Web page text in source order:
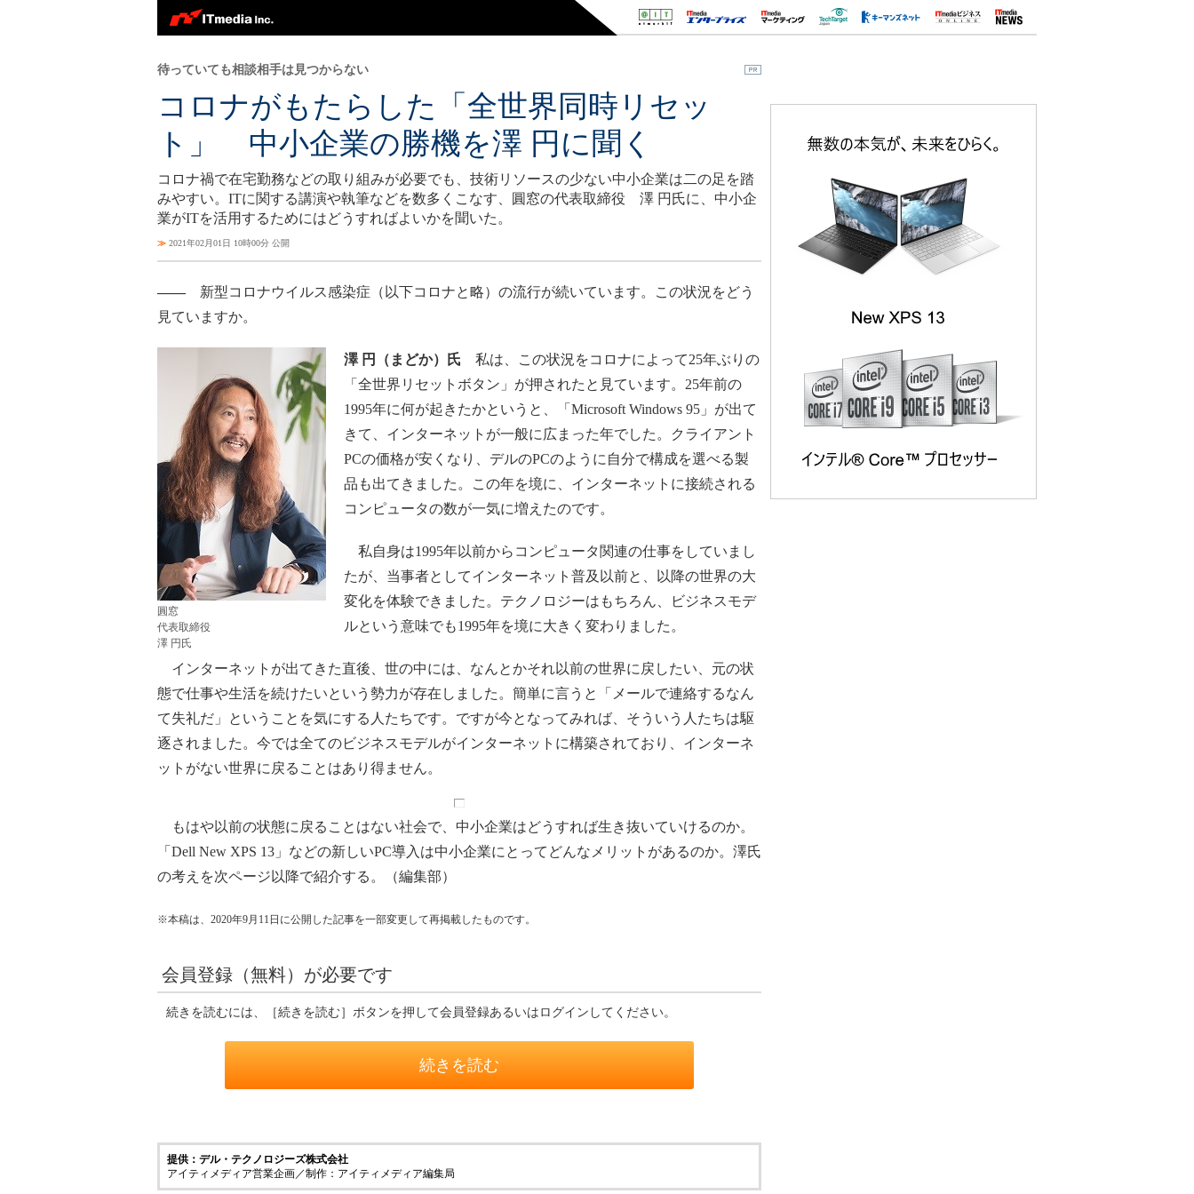
コロナがもたらした「全世界同時リセッ
ト」 中小企業の勝機を澤 円に聞く
待っていても相談相手は見つからない
コロナ禍で在宅勤務などの取り組みが必要でも、技術リソースの少ない中小企業は二の足を踏
みやすい。ITに関する講演や執筆などを数多くこなす、圓窓の代表取締役 澤 円氏に、中小企
業がITを活用するためにはどうすればよいかを聞いた。
≫ 2021年02月01日 10時00分 公開
―― 新型コロナウイルス感染症（以下コロナと略）の流行が続いています。この状況をどう
見ていますか。
圓窓
代表取締役
澤 円氏
澤 円（まどか）氏 私は、この状況をコロナによって25年ぶりの
「全世界リセットボタン」が押されたと見ています。25年前の
1995年に何が起きたかというと、「Microsoft Windows 95」が出て
きて、インターネットが一般に広まった年でした。クライアント
PCの価格が安くなり、デルのPCのように自分で構成を選べる製
品も出てきました。この年を境に、インターネットに接続される
コンピュータの数が一気に増えたのです。
私自身は1995年以前からコンピュータ関連の仕事をしていまし
たが、当事者としてインターネット普及以前と、以降の世界の大
変化を体験できました。テクノロジーはもちろん、ビジネスモデ
ルという意味でも1995年を境に大きく変わりました。
インターネットが出てきた直後、世の中には、なんとかそれ以前の世界に戻したい、元の状
態で仕事や生活を続けたいという勢力が存在しました。簡単に言うと「メールで連絡するなん
て失礼だ」ということを気にする人たちです。ですが今となってみれば、そういう人たちは駆
逐されました。今では全てのビジネスモデルがインターネットに構築されており、インターネ
ットがない世界に戻ることはあり得ません。
もはや以前の状態に戻ることはない社会で、中小企業はどうすれば生き抜いていけるのか。
「Dell New XPS 13」などの新しいPC導入は中小企業にとってどんなメリットがあるのか。澤氏
の考えを次ページ以降で紹介する。（編集部）
※本稿は、2020年9月11日に公開した記事を一部変更して再掲載したものです。
会員登録（無料）が必要です
続きを読むには、［続きを読む］ボタンを押して会員登録あるいはログインしてください。
続きを読む
提供：デル・テクノロジーズ株式会社
アイティメディア営業企画／制作：アイティメディア編集局